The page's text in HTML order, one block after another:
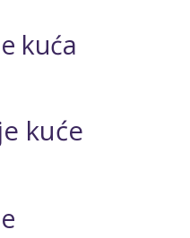
kuća
kuće